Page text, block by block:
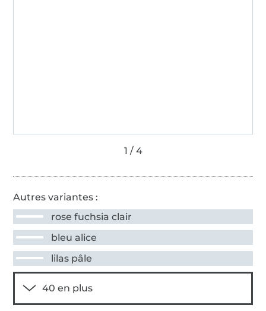
Autres variantes :
rose fuchsia clair
bleu alice
lilas pâle